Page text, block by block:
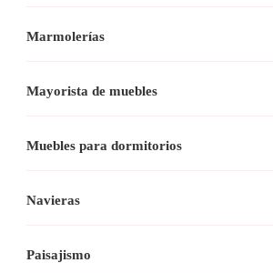
Marmolerías
Mayorista de muebles
Muebles para dormitorios
Navieras
Paisajismo